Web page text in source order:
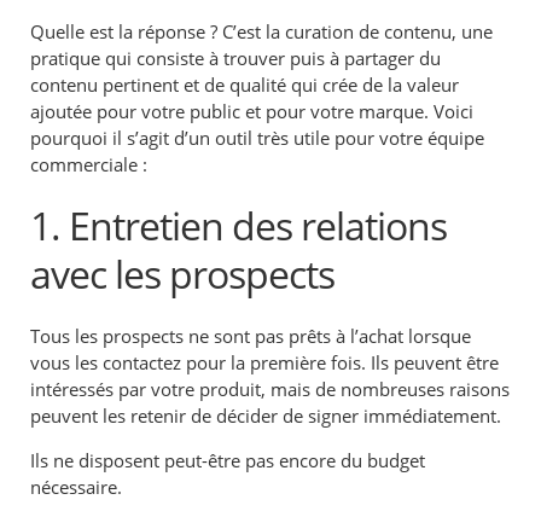
Quelle est la réponse ? C’est la curation de contenu, une
pratique qui consiste à trouver puis à partager du
contenu pertinent et de qualité qui crée de la valeur
ajoutée pour votre public et pour votre marque. Voici
pourquoi il s’agit d’un outil très utile pour votre équipe
commerciale :
1. Entretien des relations
avec les prospects
Tous les prospects ne sont pas prêts à l’achat lorsque
vous les contactez pour la première fois. Ils peuvent être
intéressés par votre produit, mais de nombreuses raisons
peuvent les retenir de décider de signer immédiatement.
Ils ne disposent peut-être pas encore du budget
nécessaire.